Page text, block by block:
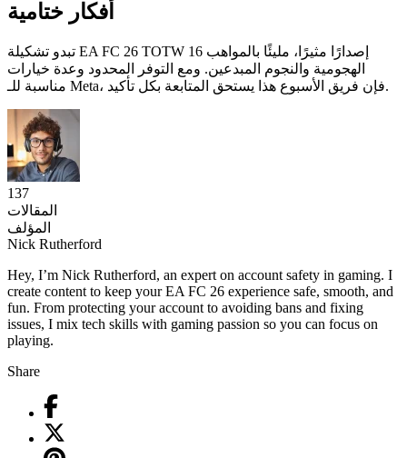
أفكار ختامية
تبدو تشكيلة EA FC 26 TOTW 16 إصدارًا مثيرًا، مليئًا بالمواهب
الهجومية والنجوم المبدعين. ومع التوفر المحدود وعدة خيارات
مناسبة للـ Meta، فإن فريق الأسبوع هذا يستحق المتابعة بكل تأكيد.
137
المقالات
المؤلف
Nick Rutherford
Hey, I’m Nick Rutherford, an expert on account safety in gaming. I
create content to keep your EA FC 26 experience safe, smooth, and
fun. From protecting your account to avoiding bans and fixing
issues, I mix tech skills with gaming passion so you can focus on
playing.
Share